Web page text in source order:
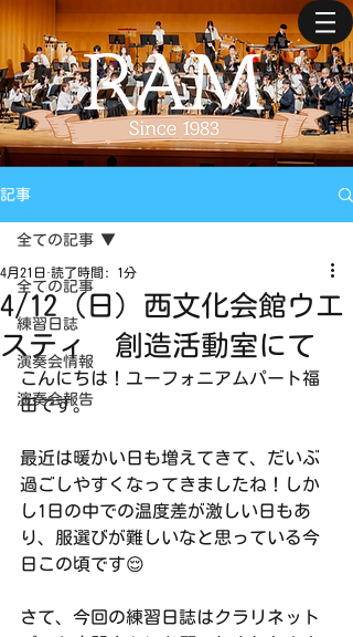
記事
全ての記事
練習日誌
演奏会情報
演奏会報告
全ての記事
4/12（日）西文化会館ウエ
スティ 創造活動室にて
4月21日 読了時間: 1分
こんにちは！ユーフォニアムパート福
田です。
最近は暖かい日も増えてきて、だいぶ
過ごしやすくなってきましたね！しか
し1日の中での温度差が激しい日もあ
り、服選びが難しいなと思っている今
日この頃です😌
さて、今回の練習日誌はクラリネット